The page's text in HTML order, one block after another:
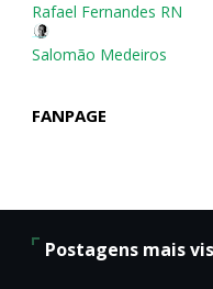
Rafael Fernandes RN
Salomão Medeiros
FANPAGE
Postagens mais